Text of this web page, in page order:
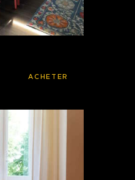
ACHETER